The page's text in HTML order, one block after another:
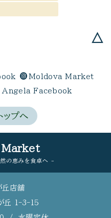
Moldova Market
Facebook
ップへ
Market
の恵みを食卓へ -
丘店舗
丘 1-3-15
△